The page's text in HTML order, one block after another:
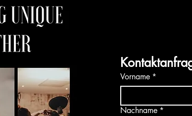
Vorname *
Nachname *